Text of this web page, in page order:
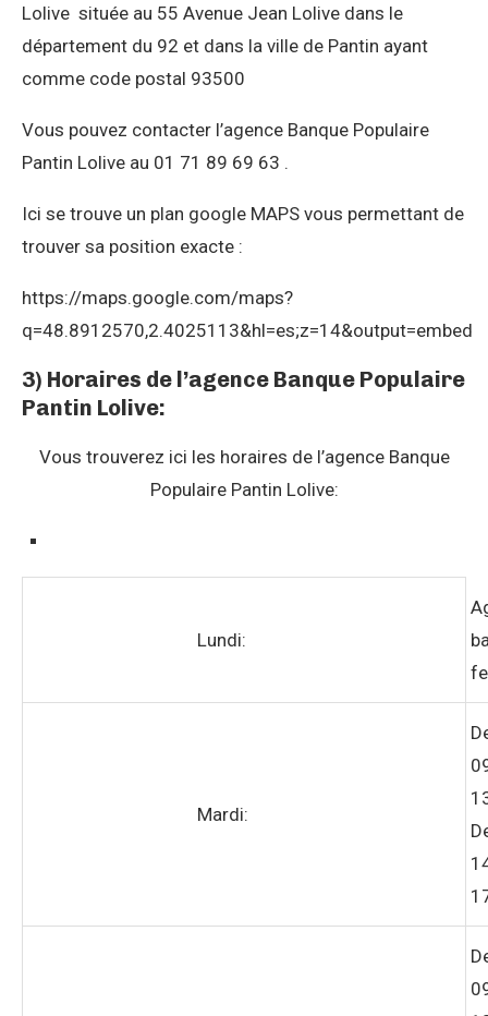
Lolive située au 55 Avenue Jean Lolive dans le
département du 92 et dans la ville de Pantin ayant
comme code postal 93500
Vous pouvez contacter l’agence Banque Populaire
Pantin Lolive au 01 71 89 69 63 .
Ici se trouve un plan google MAPS vous permettant de
trouver sa position exacte :
https://maps.google.com/maps?
q=48.8912570,2.4025113&hl=es;z=14&output=embed
3) Horaires de l’agence Banque Populaire
Pantin Lolive:
Vous trouverez ici les horaires de l’agence Banque
Populaire Pantin Lolive:
Lundi:
Mardi: